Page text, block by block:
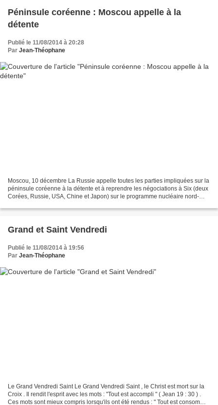
Péninsule coréenne : Moscou appelle à la
détente
Publié le 11/08/2014 à 20:28
Par Jean-Théophane
Moscou, 10 décembre La Russie appelle toutes les parties impliquées sur la
péninsule coréenne à la détente et à reprendre les négociations à Six (deux
Corées, Russie, USA, Chine et Japon) sur le programme nucléaire nord-
Grand et Saint Vendredi
Publié le 11/08/2014 à 19:56
Par Jean-Théophane
Le Grand Vendredi Saint Le Grand Vendredi Saint , le Christ est mort sur la
Croix . Il rendit l'esprit avec les mots : "Tout est accompli " ( Jean 19 : 30 ) .
Ces mots sont mieux compris lorsqu'ils ont été rendus : " Tout est consommé